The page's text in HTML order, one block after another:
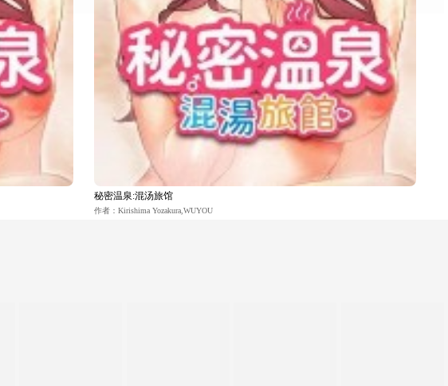
秘密温泉:混汤旅馆
作者：Kirishima Yozakura,WUYOU